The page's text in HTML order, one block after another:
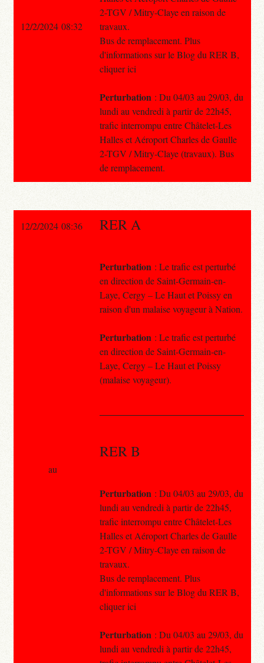
2-TGV / Mitry-Claye en raison de
travaux.
Bus de remplacement. Plus
d'informations sur le Blog du RER B,
cliquer ici
Perturbation : Du 04/03 au 29/03, du
lundi au vendredi à partir de 22h45,
trafic interrompu entre Châtelet-Les
Halles et Aéroport Charles de Gaulle
2-TGV / Mitry-Claye (travaux). Bus
de remplacement.
12/2/2024 08:32
12/2/2024 08:36 RER A
Perturbation : Le trafic est perturbé
en direction de Saint-Germain-en-
Laye, Cergy – Le Haut et Poissy en
raison d'un malaise voyageur à Nation.
Perturbation : Le trafic est perturbé
en direction de Saint-Germain-en-
Laye, Cergy – Le Haut et Poissy
(malaise voyageur).
RER B
Perturbation : Du 04/03 au 29/03, du
lundi au vendredi à partir de 22h45,
trafic interrompu entre Châtelet-Les
Halles et Aéroport Charles de Gaulle
2-TGV / Mitry-Claye en raison de
travaux.
Bus de remplacement. Plus
d'informations sur le Blog du RER B,
cliquer ici
Perturbation : Du 04/03 au 29/03, du
lundi au vendredi à partir de 22h45,
au